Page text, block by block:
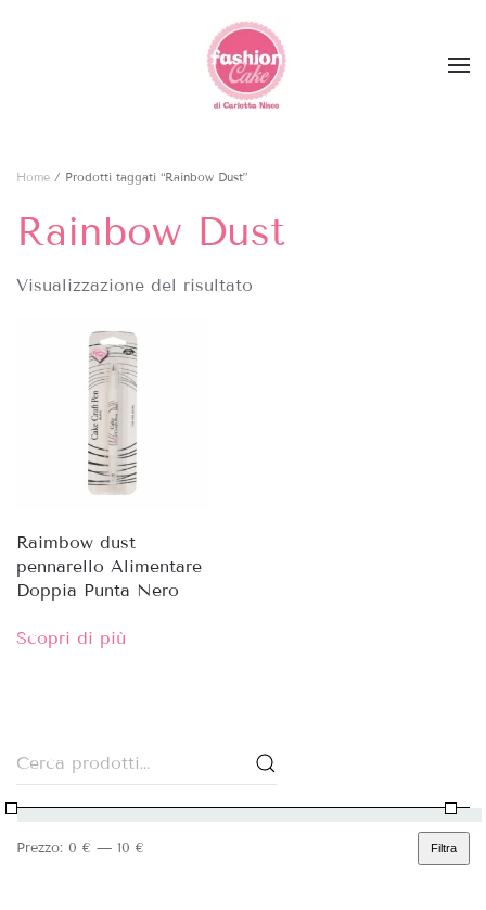
Skip to main content
Home / Prodotti taggati “Rainbow Dust”
Rainbow Dust
Visualizzazione del risultato
Raimbow dust
pennarello Alimentare
Doppia Punta Nero
Scopri di più
Cerca:
Filtra
Prezzo: 0 € — 10 €